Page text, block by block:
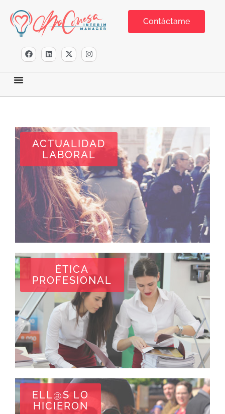
Contáctame
ACTUALIDAD
LABORAL
ÉTICA
PROFESIONAL
ELL@S LO
HICIERON